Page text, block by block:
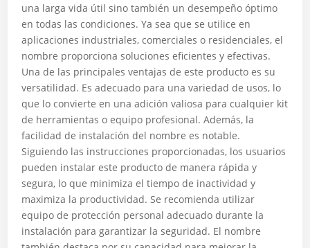
una larga vida útil sino también un desempeño óptimo
en todas las condiciones. Ya sea que se utilice en
aplicaciones industriales, comerciales o residenciales, el
nombre proporciona soluciones eficientes y efectivas.
Una de las principales ventajas de este producto es su
versatilidad. Es adecuado para una variedad de usos, lo
que lo convierte en una adición valiosa para cualquier kit
de herramientas o equipo profesional. Además, la
facilidad de instalación del nombre es notable.
Siguiendo las instrucciones proporcionadas, los usuarios
pueden instalar este producto de manera rápida y
segura, lo que minimiza el tiempo de inactividad y
maximiza la productividad. Se recomienda utilizar
equipo de protección personal adecuado durante la
instalación para garantizar la seguridad. El nombre